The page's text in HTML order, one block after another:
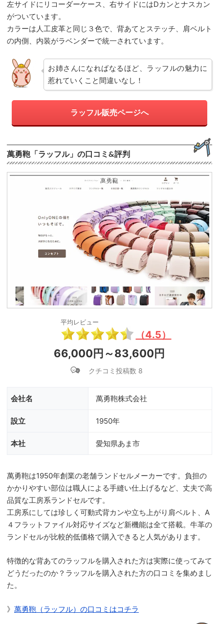
左サイドにリコーダーケース、右サイドにはDカンとナスカン
がついています。
カラーは人工皮革と同じ３色で、背あてとステッチ、肩ベルト
の内側、内装がラベンダーで統一されています。
お姉さんになればなるほど、ラッフルの魅力に
惹れていくこと間違いなし！
ラッフル販売ページへ
萬勇鞄「ラッフル」の口コミ&評判
平均レビュー
（4.5）
66,000円～83,600円
クチコミ投稿数 8
会社名 萬勇鞄株式会社
設立 1950年
本社 愛知県あま市
萬勇鞄は1950年創業の老舗ランドセルメーカーです。負担の
かかりやすい部位は職人による手縫い仕上げるなど、丈夫で高
品質な工房系ランドセルです。
工房系にしては珍しく可動式背カンや立ち上がり肩ベルト、A
４フラットファイル対応サイズなど新機能は全て搭載。牛革の
ランドセルが比較的低価格で購入できると人気があります。
特徴的な背あてのラッフルを購入された方は実際に使ってみて
どうだったのか？ラッフルを購入された方の口コミを集めまし
た。
》 萬勇鞄（ラッフル）の口コミはコチラ